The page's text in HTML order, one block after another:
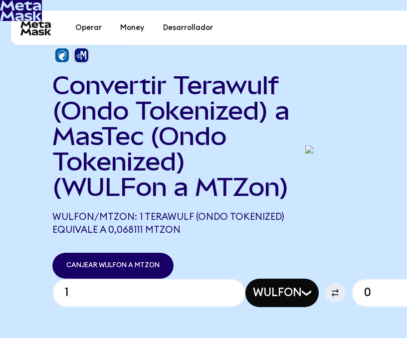
Operar Money Desarrollador
Convertir Terawulf
(Ondo Tokenized) a
MasTec (Ondo
Tokenized)
(WULFon a MTZon)
WULFON/MTZON: 1 TERAWULF (ONDO TOKENIZED)
EQUIVALE A 0,068111 MTZON
CANJEAR WULFON A MTZON
WULFON